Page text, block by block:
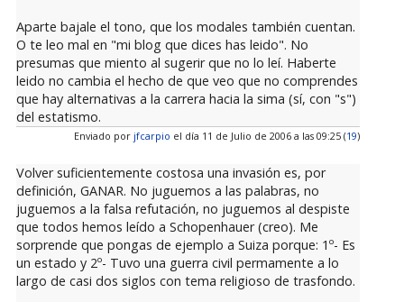
Aparte bajale el tono, que los modales también cuentan.
O te leo mal en "mi blog que dices has leido". No
presumas que miento al sugerir que no lo leí. Haberte
leido no cambia el hecho de que veo que no comprendes
que hay alternativas a la carrera hacia la sima (sí, con "s")
del estatismo.
Enviado por jfcarpio el día 11 de Julio de 2006 a las 09:25 (19)
Volver suficientemente costosa una invasión es, por
definición, GANAR. No juguemos a las palabras, no
juguemos a la falsa refutación, no juguemos al despiste
que todos hemos leído a Schopenhauer (creo). Me
sorprende que pongas de ejemplo a Suiza porque: 1º- Es
un estado y 2º- Tuvo una guerra civil permamente a lo
largo de casi dos siglos con tema religioso de trasfondo.